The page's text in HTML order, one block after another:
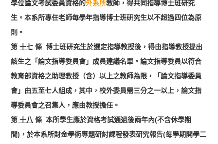
學位論文考試委員資格的外系所教師，得共同指導博士班研究
生。本系所專任老師每學年指導博士班研究生以不超過四位為原
則。
第十七 條 博士班研究生於選定指導教授後，得由指導教授提出
該生之「論文指導委員會」成員建議名單。論文指導委員以符合
教育部資格之助理教授（含）以上之教師為限，「論文指導委員
會」由五至七人組成，其中，校外委員需三分之一以上，論文指
導委員會之召集人，應由教授擔任。
第 十八 條本所學生應於資格考試通過後兩年內(不含休學期
間)，於本系所財金學術專題研討課程發表研究報告(每學期開學二